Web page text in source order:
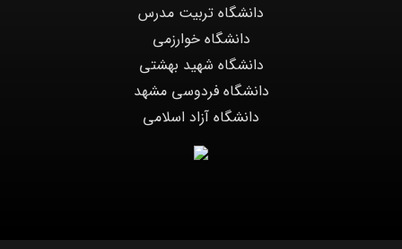
دانشگاه تربیت مدرس
دانشگاه خوارزمی
دانشگاه شهید بهشتی
دانشگاه فردوسی مشهد
دانشگاه آزاد اسلامی